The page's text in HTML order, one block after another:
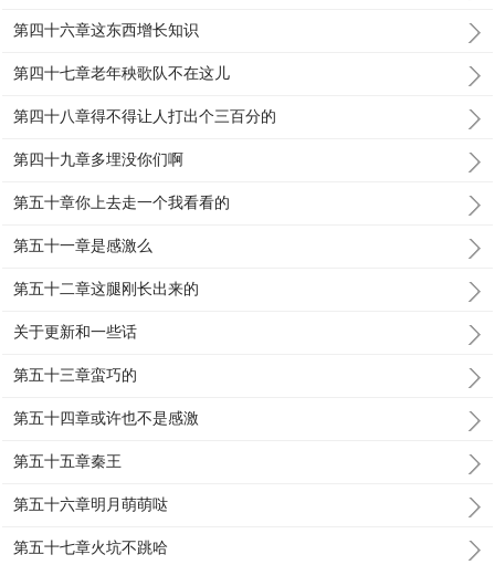
第四十六章这东西增长知识
第四十七章老年秧歌队不在这儿
第四十八章得不得让人打出个三百分的
第四十九章多埋没你们啊
第五十章你上去走一个我看看的
第五十一章是感激么
第五十二章这腿刚长出来的
关于更新和一些话
第五十三章蛮巧的
第五十四章或许也不是感激
第五十五章秦王
第五十六章明月萌萌哒
第五十七章火坑不跳哈